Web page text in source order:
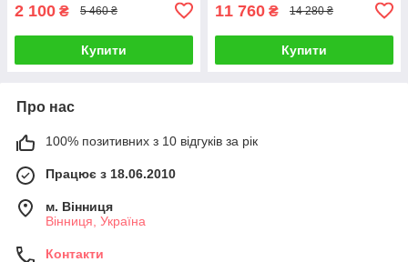
2 100 ₴ 5 460 ₴
Купити
11 760 ₴ 14 280 ₴
Купити
Про нас
100% позитивних з 10 відгуків за рік
Працює з 18.06.2010
м. Вінниця
Вінниця, Україна
Контакти